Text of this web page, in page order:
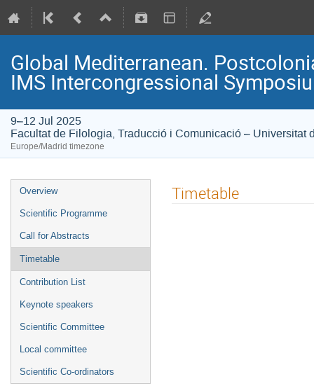
Global Mediterranean.
IMS Intercongressional
9–12 Jul 2025
Facultat de Filologia, Traducció i Comunicació – Universitat
Europe/Madrid timezone
Overview
Scientific Programme
Call for Abstracts
Timetable
Contribution List
Keynote speakers
Scientific Committee
Local committee
Scientific Co-ordinators
Timetable